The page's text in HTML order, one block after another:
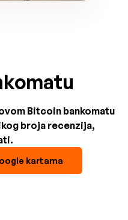
Bitcoin bankomatu
broja recenzija,
kartama